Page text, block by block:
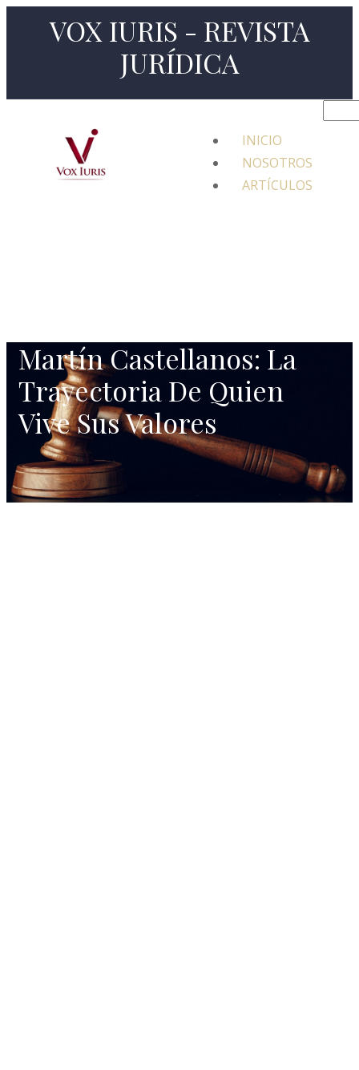
VOX IURIS - REVISTA
JURÍDICA
INICIO
NOSOTROS
ARTÍCULOS
Martín Castellanos: La
Trayectoria De Quien
Vive Sus Valores